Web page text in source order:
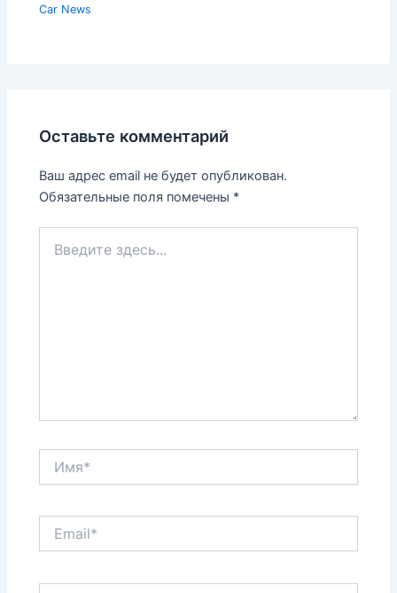
Car News
Оставьте комментарий
Ваш адрес email не будет опубликован.
Обязательные поля помечены *
здесь...